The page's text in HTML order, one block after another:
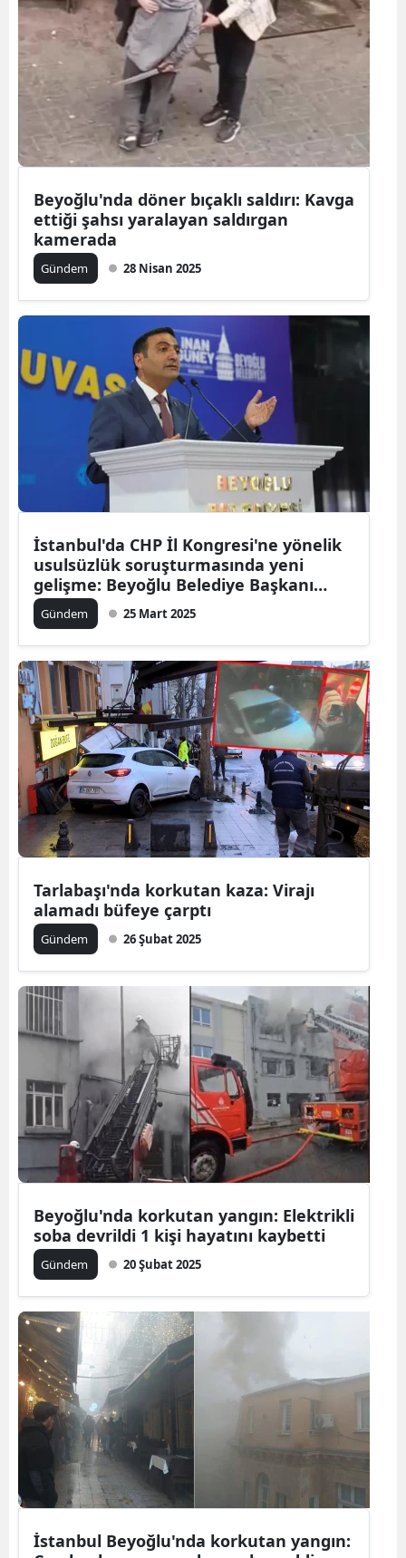
Beyoğlu'nda döner bıçaklı saldırı: Kavga
ettiği şahsı yaralayan saldırgan
kamerada
Gündem 28 Nisan 2025
İstanbul'da CHP İl Kongresi'ne yönelik
usulsüzlük soruşturmasında yeni
gelişme: Beyoğlu Belediye Başkanı
İnan Güney ifadeye çağrıldı
Gündem 25 Mart 2025
Tarlabaşı'nda korkutan kaza: Virajı
alamadı büfeye çarptı
Gündem 26 Şubat 2025
Beyoğlu'nda korkutan yangın: Elektrikli
soba devrildi 1 kişi hayatını kaybetti
Gündem 20 Şubat 2025
İstanbul Beyoğlu'nda korkutan yangın: